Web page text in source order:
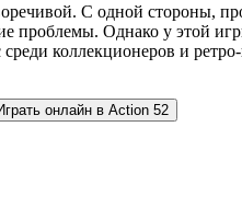
С одной стороны,
проблемы. Однако у этой
коллекционеров и
онлайн в Action 52